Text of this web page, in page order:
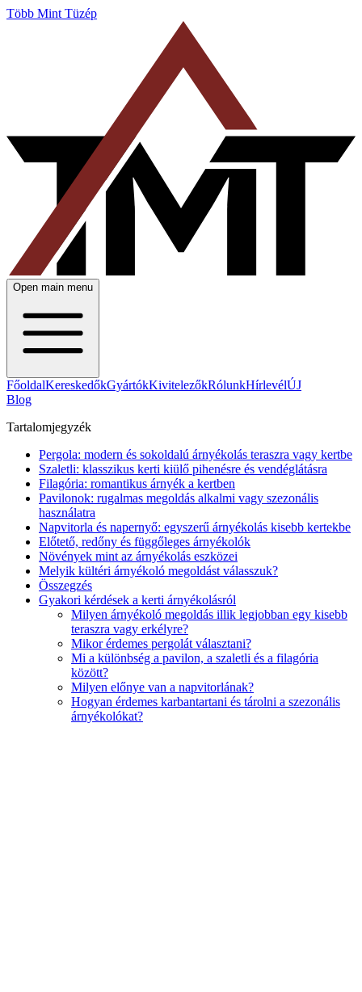
Több Mint Tüzép
Open main menu
FőoldalKereskedőkGyártókKivitelezőkRólunkHírlevélÚJ
Blog
Tartalomjegyzék
Pergola: modern és sokoldalú árnyékolás teraszra vagy kertbe
Szaletli: klasszikus kerti kiülő pihenésre és vendéglátásra
Filagória: romantikus árnyék a kertben
Pavilonok: rugalmas megoldás alkalmi vagy szezonális
használatra
Napvitorla és napernyő: egyszerű árnyékolás kisebb kertekbe
Előtető, redőny és függőleges árnyékolók
Növények mint az árnyékolás eszközei
Melyik kültéri árnyékoló megoldást válasszuk?
Összegzés
Gyakori kérdések a kerti árnyékolásról
Milyen árnyékoló megoldás illik legjobban egy kisebb
teraszra vagy erkélyre?
Mikor érdemes pergolát választani?
Mi a különbség a pavilon, a szaletli és a filagória
között?
Milyen előnye van a napvitorlának?
Hogyan érdemes karbantartani és tárolni a szezonális
árnyékolókat?